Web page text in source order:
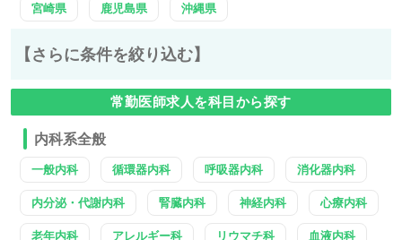
宮崎県 鹿児島県 沖縄県
【さらに条件を絞り込む】
常勤医師求人を科目から探す
内科系全般
一般内科 循環器内科 呼吸器内科 消化器内科
内分泌・代謝内科 腎臓内科 神経内科 心療内科
老年内科 アレルギー科 リウマチ科 血液内科